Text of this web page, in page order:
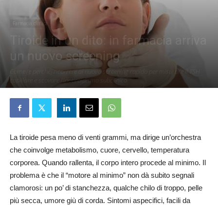
Farmacia clinica
Tiroide in un dito: in farmacia arriva
un nuovo screening
Come (e perché) ricorrere al nuovo screening rapido per misurare il TSH
capillare e scovare l’ipotiroidismo subclinico
La tiroide pesa meno di venti grammi, ma dirige un’orchestra
che coinvolge metabolismo, cuore, cervello, temperatura
corporea. Quando rallenta, il corpo intero procede al minimo. Il
problema è che il “motore al minimo” non dà subito segnali
clamorosi: un po’ di stanchezza, qualche chilo di troppo, pelle
più secca, umore giù di corda. Sintomi aspecifici, facili da